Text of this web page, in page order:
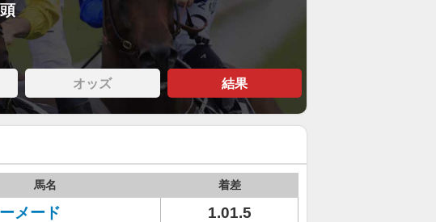
オッズ 結果
馬名 着差
メード
1.01.5